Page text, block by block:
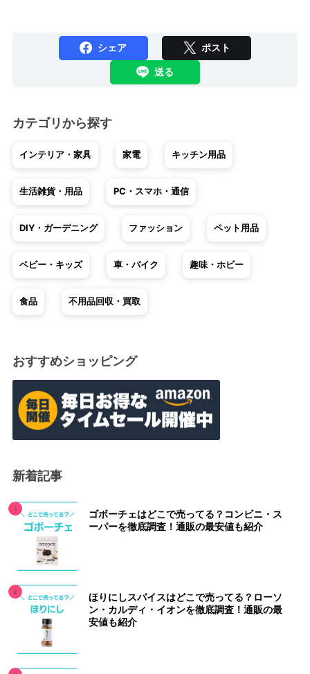
シェア ポスト
送る
カテゴリから探す
インテリア・家具 家電 キッチン用品
生活雑貨・用品 PC・スマホ・通信
DIY・ガーデニング ファッション ペット用品
ベビー・キッズ 車・バイク 趣味・ホビー
食品 不用品回収・買取
おすすめショッピング
新着記事
ゴボーチェはどこで売ってる？コンビニ・ス
ーパーを徹底調査！通販の最安値も紹介
ほりにしスパイスはどこで売ってる？ローソ
ン・カルディ・イオンを徹底調査！通販の最
安値も紹介